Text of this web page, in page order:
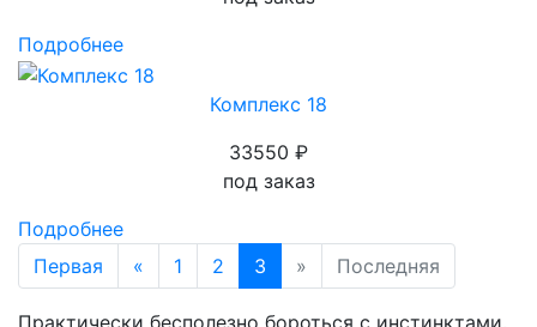
Подробнее
Комплекс 18
33550 ₽
под заказ
Подробнее
Первая
« 1 2 3 » Последняя
Практически бесполезно бороться с инстинктами,